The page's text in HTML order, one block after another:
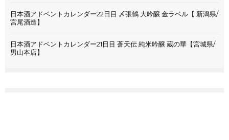
日本酒アドベントカレンダー22日目 〆張鶴 大吟醸 金ラベル【 新潟県/
宮尾酒造】
日本酒アドベントカレンダー21日目 蒼天伝 純米吟醸 蔵の華【宮城県/
男山本店】